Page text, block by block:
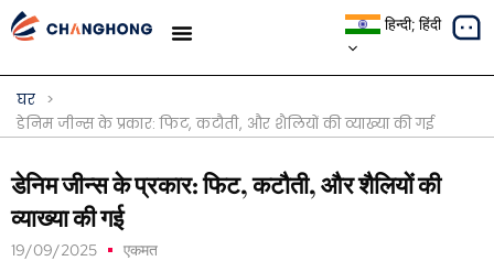
हिन्दी; हिंदी
घर >
डेनिम जीन्स के प्रकार: फिट, कटौती, और शैलियों की व्याख्या की गई
डेनिम जीन्स के प्रकार: फिट, कटौती, और शैलियों की
व्याख्या की गई
19/09/2025 एकमत